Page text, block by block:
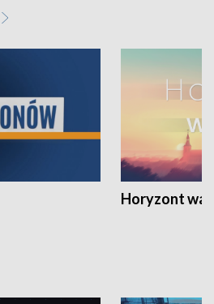
Horyzont